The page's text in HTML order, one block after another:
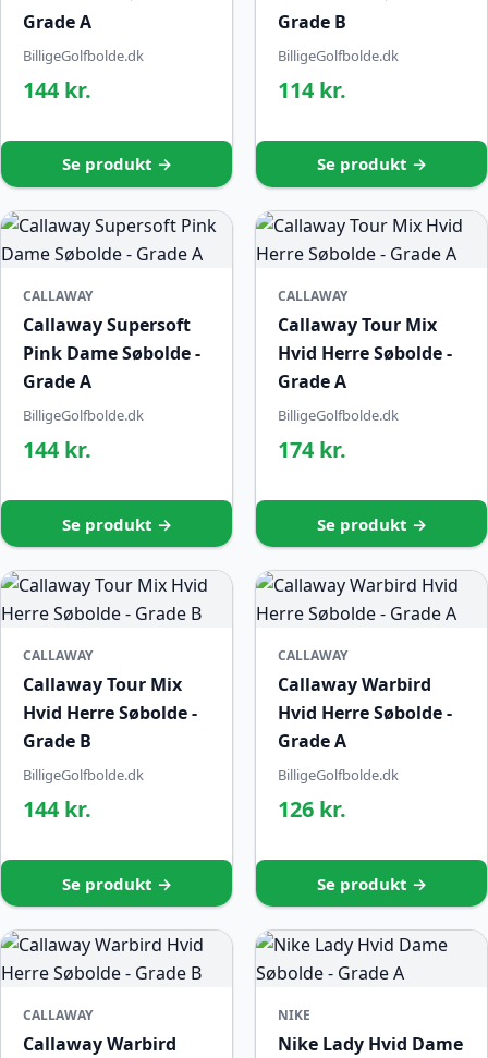
Grade A
BilligeGolfbolde.dk
144 kr.
Se produkt →
Grade B
BilligeGolfbolde.dk
114 kr.
Se produkt →
CALLAWAY
Callaway Supersoft
Pink Dame Søbolde -
Grade A
BilligeGolfbolde.dk
144 kr.
Se produkt →
CALLAWAY
Callaway Tour Mix
Hvid Herre Søbolde -
Grade A
BilligeGolfbolde.dk
174 kr.
Se produkt →
CALLAWAY
Callaway Tour Mix
Hvid Herre Søbolde -
Grade B
BilligeGolfbolde.dk
144 kr.
Se produkt →
CALLAWAY
Callaway Warbird
Hvid Herre Søbolde -
Grade A
BilligeGolfbolde.dk
126 kr.
Se produkt →
CALLAWAY
Callaway Warbird
NIKE
Nike Lady Hvid Dame